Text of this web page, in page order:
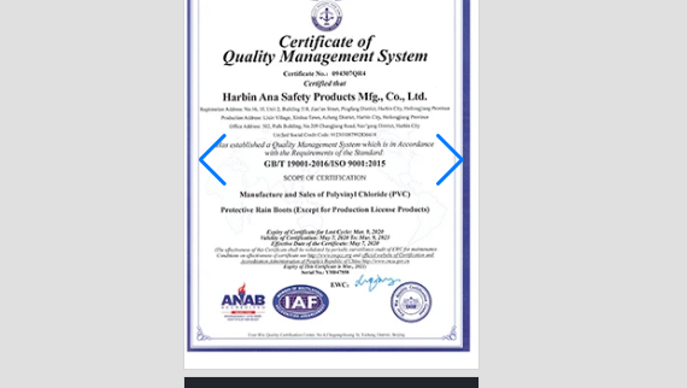
585-P розовые
зимние девушки
дождевые сапоги с
меховой подкладкой